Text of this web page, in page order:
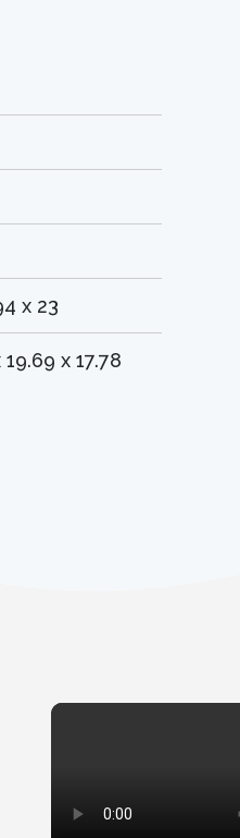
x 23
19.69 x 17.78